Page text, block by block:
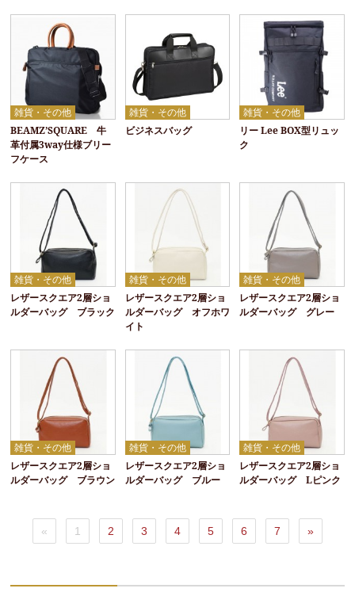
雑貨・その他
BEAMZ’SQUARE 牛
革付属3way仕様ブリー
フケース
雑貨・その他
ビジネスバッグ
雑貨・その他
リー Lee BOX型リュッ
ク
雑貨・その他
レザースクエア2層ショ
ルダーバッグ ブラック
雑貨・その他
レザースクエア2層ショ
ルダーバッグ オフホワ
イト
雑貨・その他
レザースクエア2層ショ
ルダーバッグ グレー
雑貨・その他
レザースクエア2層ショ
ルダーバッグ ブラウン
雑貨・その他
レザースクエア2層ショ
ルダーバッグ ブルー
雑貨・その他
レザースクエア2層ショ
ルダーバッグ Lピンク
« 1 2 3 4 5 6 7 »